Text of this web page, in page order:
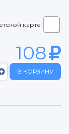
карте
108
В КОРЗИНУ